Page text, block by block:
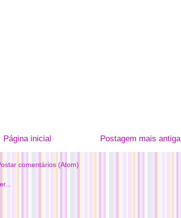
Postagem mais antiga
Página inicial
comentários (Atom)